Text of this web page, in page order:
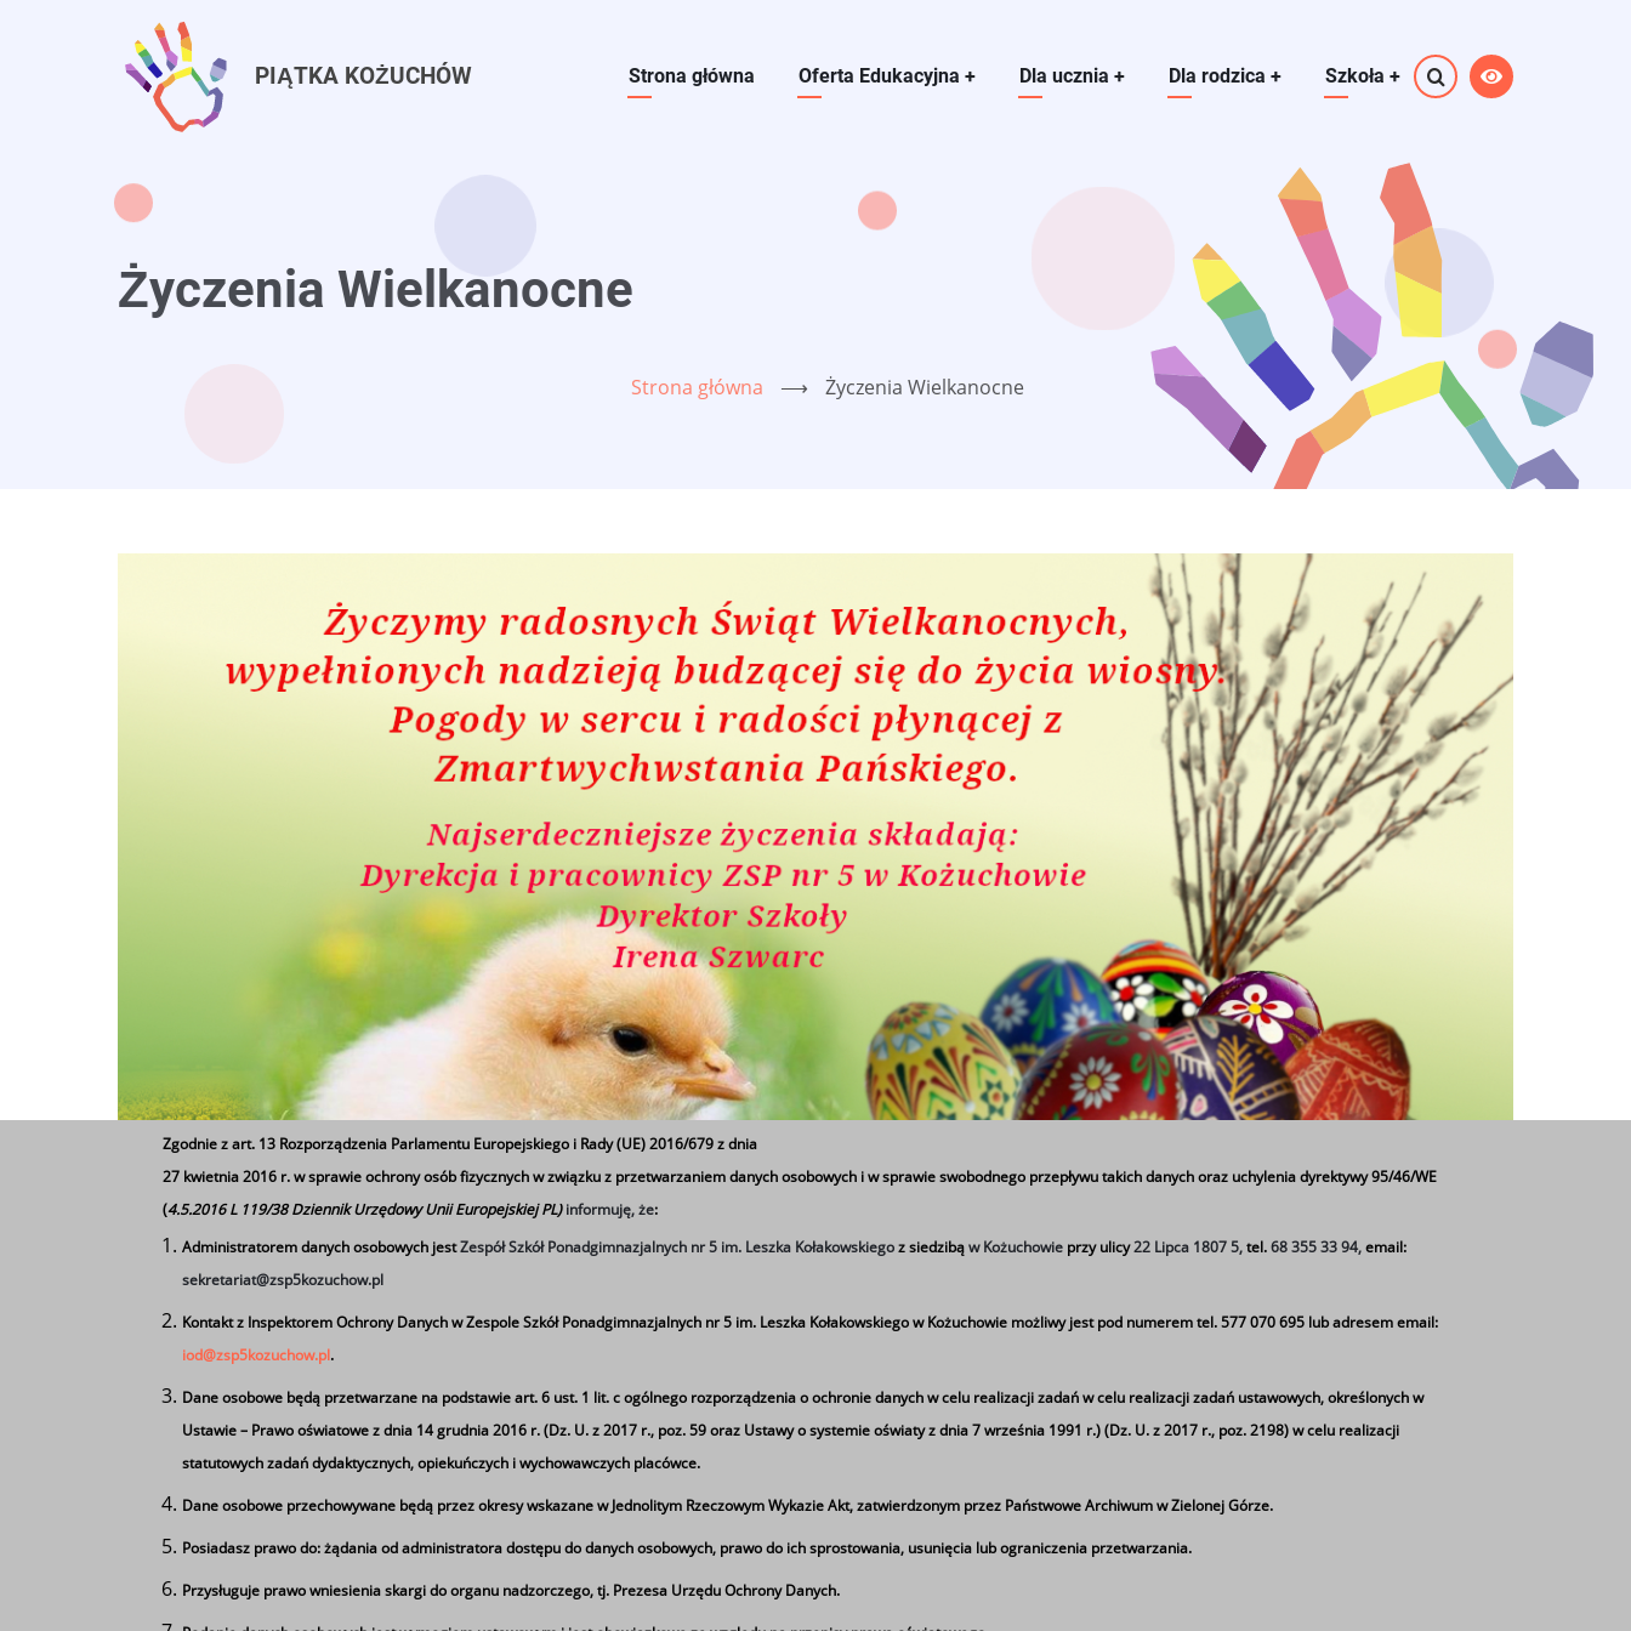
PIĄTKA KOŻUCHÓW Main navigation
Strona główna Oferta Edukacyjna + Dla ucznia + Dla rodzica + Szkoła +
Życzenia Wielkanocne
Strona główna ⟶ Życzenia Wielkanocne
Życzenia wielkanocne
Zgodnie z art. 13 Rozporządzenia Parlamentu Europejskiego i Rady (UE) 2016/679 z dnia
27 kwietnia 2016 r. w sprawie ochrony osób fizycznych w związku z przetwarzaniem danych osobowych i w sprawie swobodnego przepływu takich danych oraz uchylenia dyrektywy 95/46/WE
(4.5.2016 L 119/38 Dziennik Urzędowy Unii Europejskiej PL)informuję, że:
Administratorem danych osobowych jestZespół Szkół Ponadgimnazjalnych nr 5 im. Leszka Kołakowskiegoz siedzibąw Kożuchowie przy ulicy22 Lipca 1807 5,tel.68 355 33 94,email:
sekretariat@zsp5kozuchow.pl
Kontakt z Inspektorem Ochrony Danych w Zespole Szkół Ponadgimnazjalnych nr 5 im. Leszka Kołakowskiego w Kożuchowie możliwy jest pod numerem tel. 577 070 695 lub adresem email:
iod@zsp5kozuchow.pl.
Dane osobowe będą przetwarzane na podstawie art. 6 ust. 1 lit. c ogólnego rozporządzenia o ochronie danych w celu realizacji zadań w celu realizacji zadań ustawowych, określonych w
Ustawie – Prawo oświatowe z dnia 14 grudnia 2016 r. (Dz. U. z 2017 r., poz. 59 oraz Ustawy o systemie oświaty z dnia 7 września 1991 r.) (Dz. U. z 2017 r., poz. 2198) w celu realizacji
statutowych zadań dydaktycznych, opiekuńczych i wychowawczych placówce.
Dane osobowe przechowywane będą przez okresy wskazane w Jednolitym Rzeczowym Wykazie Akt, zatwierdzonym przez Państwowe Archiwum w Zielonej Górze.
Posiadasz prawo do: żądania od administratora dostępu do danych osobowych, prawo do ich sprostowania, usunięcia lub ograniczenia przetwarzania.
Przysługuje prawo wniesienia skargi do organu nadzorczego, tj. Prezesa Urzędu Ochrony Danych.